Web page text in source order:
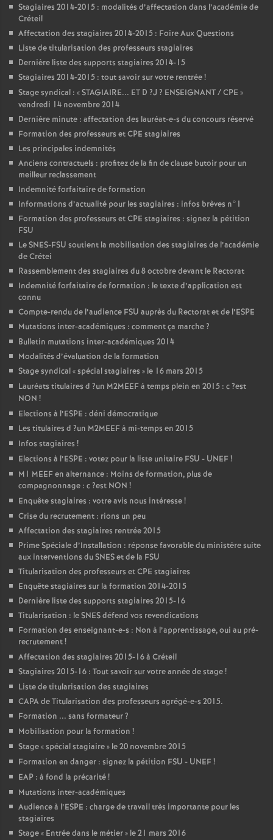
Stagiaires 2014-2015 : modalités d’affectation dans l’académie de
Créteil
Affectation des stagiaires 2014-2015 : Foire Aux Questions
Liste de titularisation des professeurs stagiaires
Dernière liste des supports stagiaires 2014-15
Stagiaires 2014-2015 : tout savoir sur votre rentrée!
Stage syndical : «STAGIAIRE... ET D ?J ? ENSEIGNANT/CPE »
vendredi 14 novembre 2014
Dernière minute : affectation des lauréat-e-s du concours réservé
Formation des professeurs etCPE stagiaires
Les principales indemnités
Anciens contractuels : profitez de la fin de clause butoir pour un
meilleur reclassement
Indemnité forfaitaire de formation
Informations d’actualité pour les stagiaires : infos brèves n°1
Formation des professeurs etCPE stagiaires : signez la pétition
FSU
LeSNES-FSU soutient la mobilisation des stagiaires de l’académie
de Crétei
Rassemblement des stagiaires du 8 octobre devant le Rectorat
Indemnité forfaitaire de formation : le texte d’application est
connu
Compte-rendu de l’audience FSU auprès du Rectorat et de l’ESPE
Mutations inter-académiques : comment ça marche?
Bulletin mutations inter-académiques 2014
Modalités d’évaluation de la formation
Stage syndical «spécial stagiaires » le 16 mars 2015
Lauréats titulaires d ?un M2MEEFà temps plein en 2015 : c?est
NON !
Elections à l’ESPE : déni démocratique
Les titulaires d ?un M2MEEFà mi-temps en 2015
Infos stagiaires !
Elections à l’ESPE : votez pour la liste unitaire FSU - UNEF!
M1 MEEFen alternance : Moins de formation, plus de
compagnonnage : c?est NON !
Enquête stagiaires : votre avis nous intéresse!
Crise du recrutement : rions un peu
Affectation des stagiaires rentrée 2015
Prime Spéciale d’Installation : réponse favorable du ministère suite
aux interventions duSNESet de la FSU
Titularisation des professeurs etCPE stagiaires
Enquête stagiaires sur la formation 2014-2015
Dernière liste des supports stagiaires 2015-16
Titularisation : leSNESdéfend vos revendications
Formation des enseignant-e-s : Non à l’apprentissage, oui au pré-
recrutement!
Affectation des stagiaires 2015-16 à Créteil
Stagiaires 2015-16 : Tout savoir sur votre année de stage!
Liste de titularisation des stagiaires
CAPAde Titularisation des professeurs agrégé-e-s 2015.
Formation ... sans formateur?
Mobilisation pour la formation !
Stage «spécial stagiaire» le 20 novembre 2015
Formation en danger : signez la pétition FSU - UNEF!
EAP : à fond la précarité!
Mutations inter-académiques
Audience à l’ESPE : charge de travail très importante pour les
stagiaires
Stage « Entrée dans le métier» le 21 mars 2016